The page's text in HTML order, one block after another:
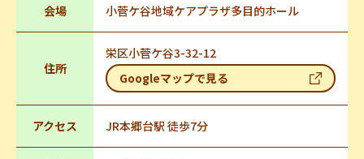
会場 小菅ケ谷地域ケアプラザ多目的ホール
住所
栄区小菅ケ谷3-32-12
Googleマップで見る
アクセス JR本郷台駅 徒歩7分